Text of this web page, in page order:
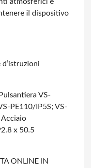
il dispositivo
Pulsantiera VS-
PE110/IP5S; VS-
x 50.5
ONLINE IN